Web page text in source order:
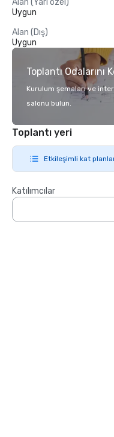
Alan (Yarı özel)
Uygun
Alan (Dış)
Uygun
Toplantı Odalarını
Kurulum şemaları ve
salonu bulun.
Toplantı yeri
Etkileşimli kat
Katılımcılar